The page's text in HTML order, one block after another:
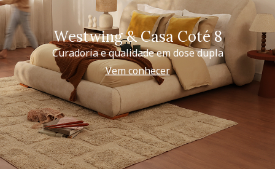
Westwing & Casa Coté 8
Curadoria e qualidade em dose dupla
Vem conhecer